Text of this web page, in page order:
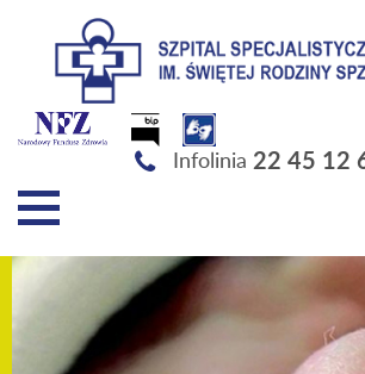
Szpital Specjalistyczny im. Świętej
Infolinia 22 45 12